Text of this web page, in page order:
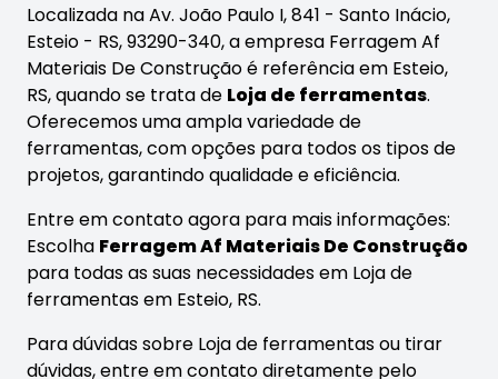
Localizada na Av. João Paulo I, 841 - Santo Inácio,
Esteio - RS, 93290-340, a empresa Ferragem Af
Materiais De Construção é referência em Esteio,
RS, quando se trata de Loja de ferramentas.
Oferecemos uma ampla variedade de
ferramentas, com opções para todos os tipos de
projetos, garantindo qualidade e eficiência.
Entre em contato agora para mais informações:
Escolha Ferragem Af Materiais De Construção
para todas as suas necessidades em Loja de
ferramentas em Esteio, RS.
Para dúvidas sobre Loja de ferramentas ou tirar
dúvidas, entre em contato diretamente pelo